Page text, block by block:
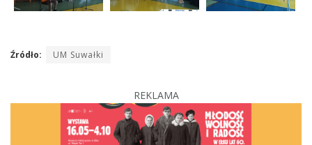
Źródło: UM Suwałki
REKLAMA